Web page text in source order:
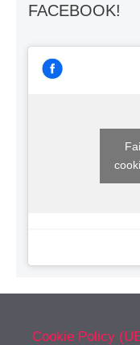
FACEBOOK!
Cookie Policy